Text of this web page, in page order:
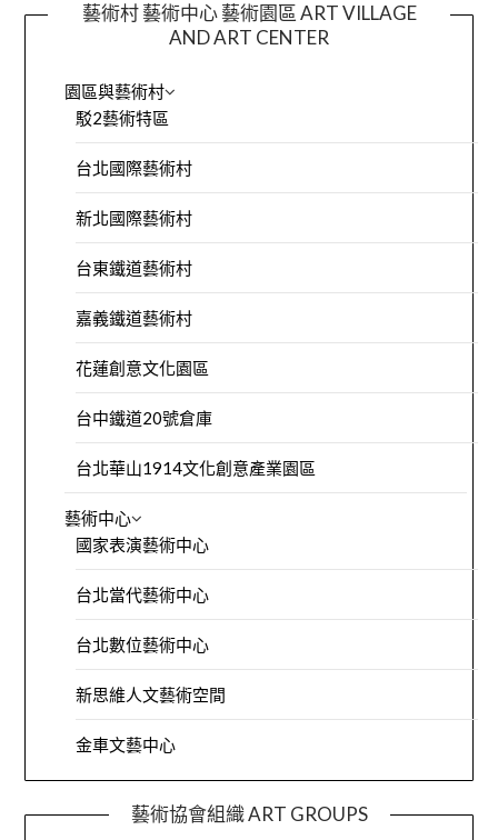
藝術村 藝術中心 藝術園區 ART VILLAGE
AND ART CENTER
園區與藝術村
駁2藝術特區
台北國際藝術村
新北國際藝術村
台東鐵道藝術村
嘉義鐵道藝術村
花蓮創意文化園區
台中鐵道20號倉庫
台北華山1914文化創意產業園區
藝術中心
國家表演藝術中心
台北當代藝術中心
台北數位藝術中心
新思維人文藝術空間
金車文藝中心
藝術協會組織 ART GROUPS